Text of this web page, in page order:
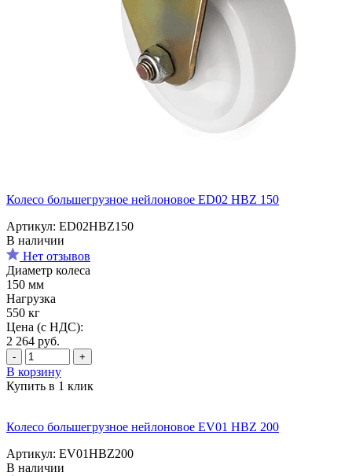
Колесо большегрузное нейлоновое ED02 HBZ 150
Артикул: ED02HBZ150
В наличии
Нет отзывов
Диаметр колеса
150 мм
Нагрузка
550 кг
Цена (с НДС):
2 264 руб.
- +
В корзину
Купить в 1 клик
Колесо большегрузное нейлоновое EV01 HBZ 200
Артикул: EV01HBZ200
В наличии